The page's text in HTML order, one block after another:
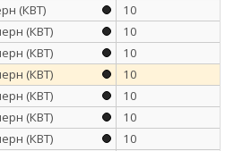
(КВТ) 10
(КВТ) 10
(КВТ) 10
(КВТ) 10
(КВТ) 10
(КВТ) 10
(КВТ) 10